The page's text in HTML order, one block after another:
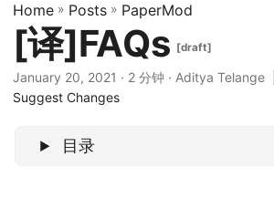
Home » Posts » PaperMod
[译]FAQs [draft]
January 20, 2021 · 2 分钟 · Aditya Telange |
Suggest Changes
目录